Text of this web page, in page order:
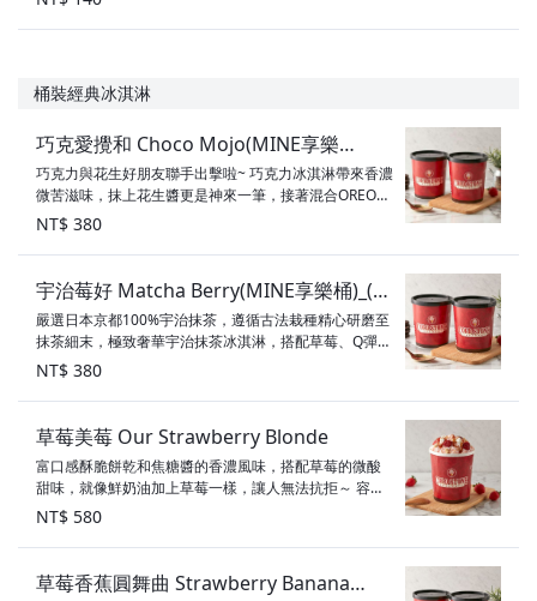
醬、OREO 甜度：4顆星 素食標示：奶素
桶裝經典冰淇淋
巧克愛攪和 Choco Mojo(MINE享樂
桶)_(台南中山店)
巧克力與花生好朋友聯手出擊啦~ 巧克力冰淇淋帶來香濃
微苦滋味，抹上花生醬更是神來一筆，接著混合OREO和
脆口的杏仁，讓你一吃就上癮～ COLD STONE就想與你
和在一起~ 口味：巧克力冰淇淋 配料：花生醬、巧克力
醬、烤杏仁、OREO 甜度：3.5顆星 素食標示：奶素
NT$ 380
宇治莓好 Matcha Berry(MINE享樂桶)_(台
南中山店)
嚴選日本京都100%宇治抹茶，遵循古法栽種精心研磨至
抹茶細末，極致奢華宇治抹茶冰淇淋，搭配草莓、Q彈小
麻糬，淋上滑順綿密煉乳，香醇味蕾在口中慢慢化開，
完美詮釋『濃厚』抹茶風味，給您充滿驚喜的初夏茶韻
～ 口味：抹茶冰淇淋 配料：草莓、小麻糬、煉乳 甜度：
1.5顆星 素食標示：奶素
NT$ 380
草莓美莓 Our Strawberry Blonde
富口感酥脆餅乾和焦糖醬的香濃風味，搭配草莓的微酸
甜味，就像鮮奶油加上草莓一樣，讓人無法抗拒～ 容
量：32oz 口味：草莓冰淇淋 配料：鮮奶油、酥脆餅乾、
焦糖醬、草莓 甜度：3顆星 素食標示：奶素
NT$ 580
草莓香蕉圓舞曲 Strawberry Banana